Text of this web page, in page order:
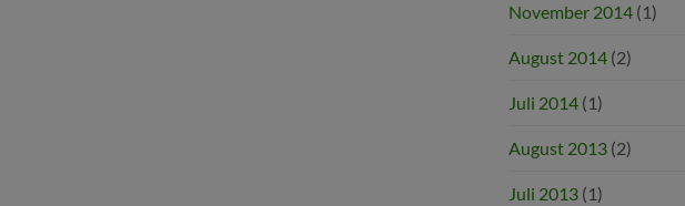
November 2014 (1)
August 2014 (2)
Juli 2014 (1)
August 2013 (2)
Juli 2013 (1)